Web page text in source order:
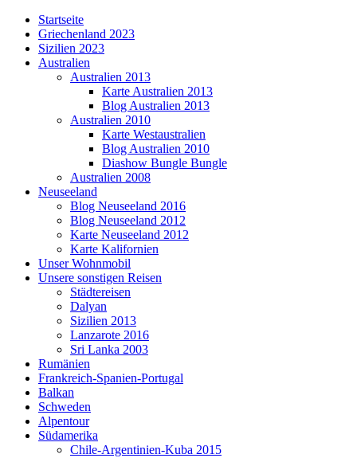
Startseite
Griechenland 2023
Sizilien 2023
Australien
Australien 2013
Karte Australien 2013
Blog Australien 2013
Australien 2010
Karte Westaustralien
Blog Australien 2010
Diashow Bungle Bungle
Australien 2008
Neuseeland
Blog Neuseeland 2016
Blog Neuseeland 2012
Karte Neuseeland 2012
Karte Kalifornien
Unser Wohnmobil
Unsere sonstigen Reisen
Städtereisen
Dalyan
Sizilien 2013
Lanzarote 2016
Sri Lanka 2003
Rumänien
Frankreich-Spanien-Portugal
Balkan
Schweden
Alpentour
Südamerika
Chile-Argentinien-Kuba 2015